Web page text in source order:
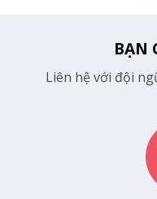
BẠN
Liên hệ với đội